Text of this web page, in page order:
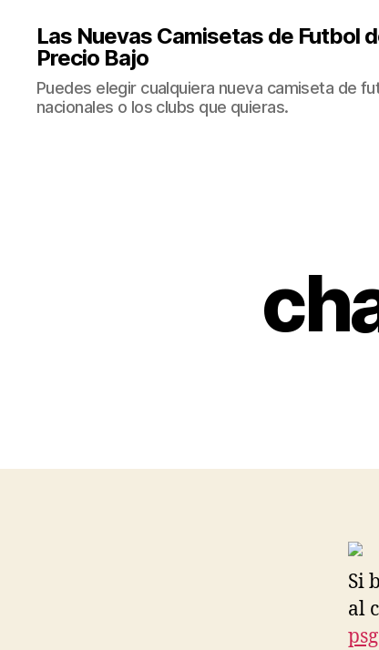
Las Nuevas Camisetas de Futbol
Precio Bajo
Puedes elegir cualquiera nueva camiseta de
nacionales o los clubs que quieras.
Si
al
psg